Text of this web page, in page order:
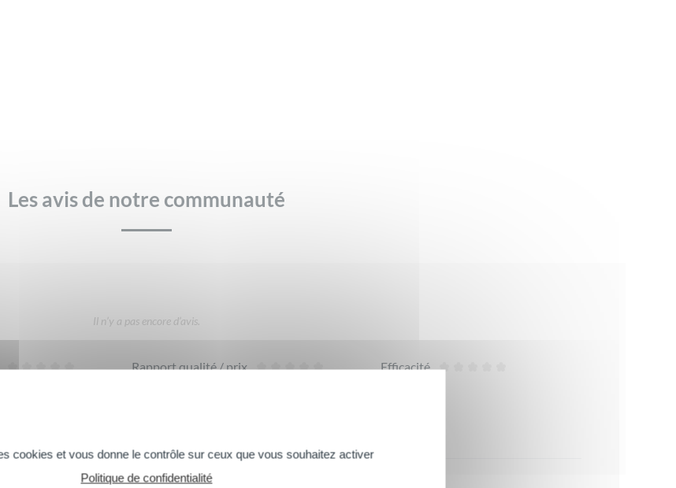
Les avis de notre communauté
Il n’y a pas encore d’avis.
Rapport qualité / prix Efficacité
Commentaires suivants >>
cookies et vous donne le contrôle sur ceux que vous souhaitez activer
Politique de confidentialité